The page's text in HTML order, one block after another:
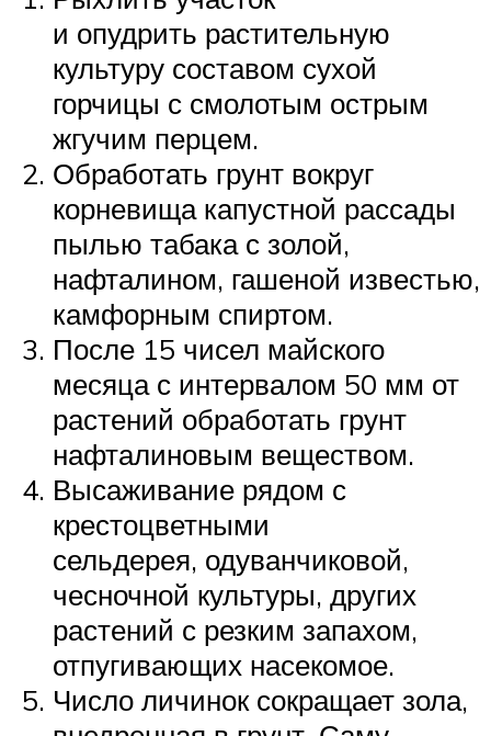
и опудрить растительную
культуру составом сухой
горчицы с смолотым острым
жгучим перцем.
Обработать грунт вокруг
корневища капустной рассады
пылью табака с золой,
нафталином, гашеной известью,
камфорным спиртом.
После 15 чисел майского
месяца с интервалом 50 мм от
растений обработать грунт
нафталиновым веществом.
Высаживание рядом с
крестоцветными
сельдерея, одуванчиковой,
чесночной культуры, других
растений с резким запахом,
отпугивающих насекомое.
Число личинок сокращает зола,